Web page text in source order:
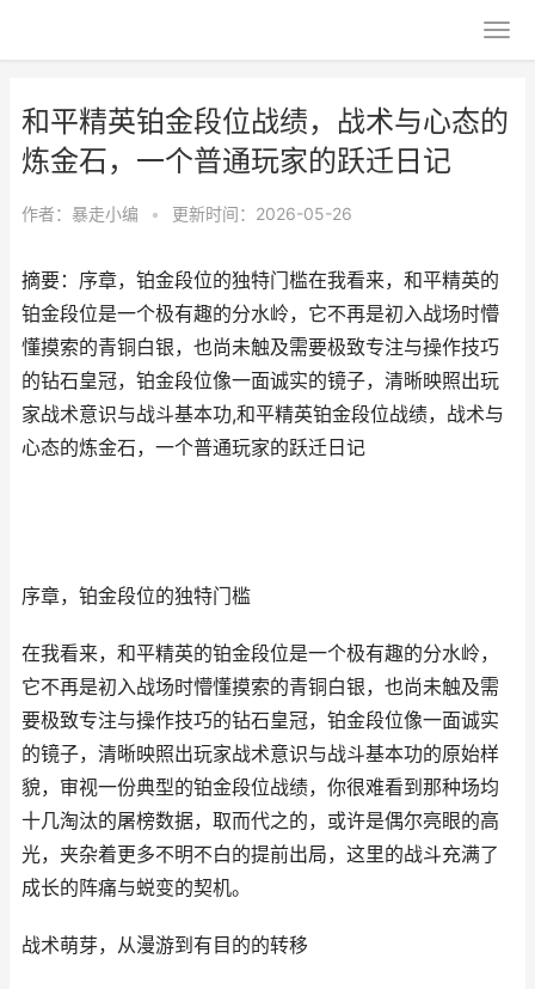
和平精英铂金段位战绩，战术与心态的
炼金石，一个普通玩家的跃迁日记
作者： 暴走小编 • 更新时间：2026-05-26
摘要：序章，铂金段位的独特门槛在我看来，和平精英的
铂金段位是一个极有趣的分水岭，它不再是初入战场时懵
懂摸索的青铜白银，也尚未触及需要极致专注与操作技巧
的钻石皇冠，铂金段位像一面诚实的镜子，清晰映照出玩
家战术意识与战斗基本功,和平精英铂金段位战绩，战术与
心态的炼金石，一个普通玩家的跃迁日记
序章，铂金段位的独特门槛
在我看来，和平精英的铂金段位是一个极有趣的分水岭，
它不再是初入战场时懵懂摸索的青铜白银，也尚未触及需
要极致专注与操作技巧的钻石皇冠，铂金段位像一面诚实
的镜子，清晰映照出玩家战术意识与战斗基本功的原始样
貌，审视一份典型的铂金段位战绩，你很难看到那种场均
十几淘汰的屠榜数据，取而代之的，或许是偶尔亮眼的高
光，夹杂着更多不明不白的提前出局，这里的战斗充满了
成长的阵痛与蜕变的契机。
战术萌芽，从漫游到有目的的转移